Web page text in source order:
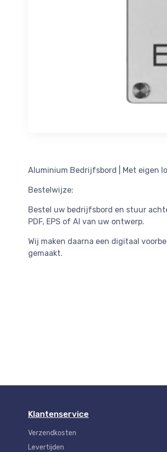
Aluminium Bedrijfsbord | Met eigen
Bestelwijze:
Bestel uw bedrijfsbord en stuur
PDF, EPS of AI van uw ontwerp.
Wij maken daarna een digitaal
gemaakt.
Klantenservice
Verzendkosten
Levertijden